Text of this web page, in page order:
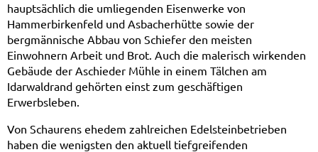
hauptsächlich die umliegenden Eisenwerke von
Hammerbirkenfeld und Asbacherhütte sowie der
bergmännische Abbau von Schiefer den meisten
Einwohnern Arbeit und Brot. Auch die malerisch wirkenden
Gebäude der Aschieder Mühle in einem Tälchen am
Idarwaldrand gehörten einst zum geschäftigen
Erwerbsleben.
Von Schaurens ehedem zahlreichen Edelsteinbetrieben
haben die wenigsten den aktuell tiefgreifenden